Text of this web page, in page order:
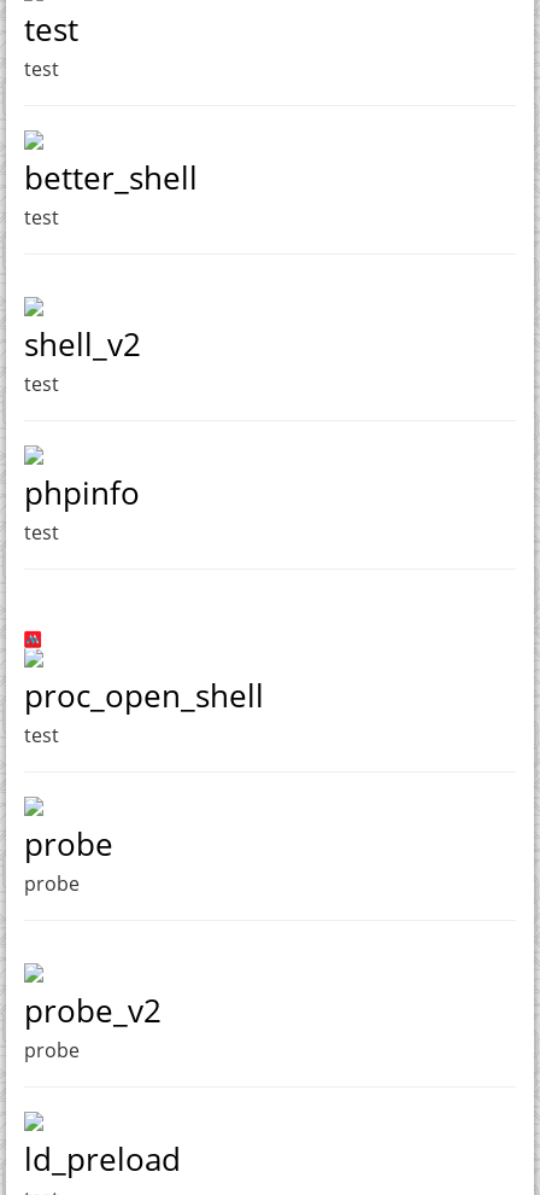
test
test
better_shell
test
shell_v2
test
phpinfo
test
proc_open_shell
test
probe
probe
probe_v2
probe
ld_preload